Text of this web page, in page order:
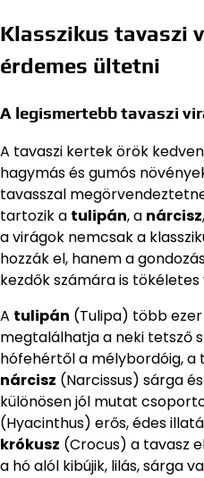
Klasszikus tavaszi
érdemes ültetni
A legismertebb tavaszi
A tavaszi kertek örök
hagymás és gumós
tavasszal
tartozik a tulipán, a nárcisz
a virágok nemcsak a
hozzák el, hanem a
kezdők számára is tökéletes
A tulipán (Tulipa) több
megtalálhatja a neki tetsző
hófehértől a mélybordóig, a
nárcisz (Narcissus) sárga
különösen jól mutat
(Hyacinthus) erős, édes
krókusz (Crocus) a tavasz
a hó alól kibújik, lilás, sárga